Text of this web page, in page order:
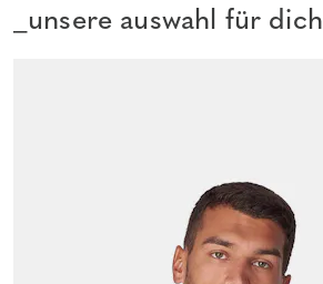
_unsere auswahl für dich